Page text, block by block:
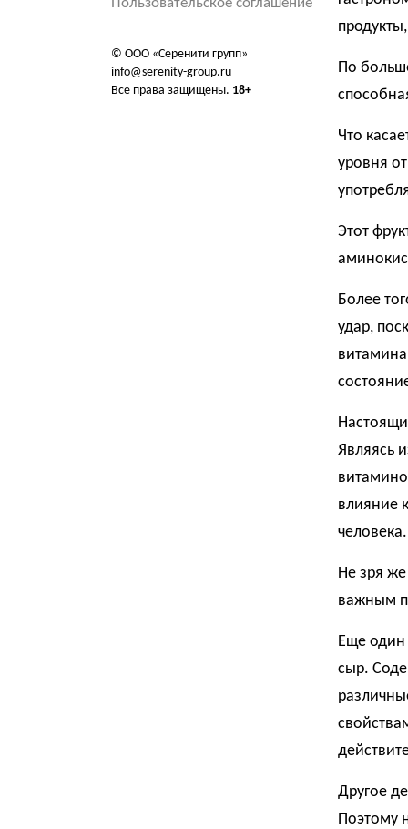
Пользовательское соглашение
© ООО «Серенити групп»
info@serenity-group.ru
Все права защищены. 18+
По
Что
уровня
Этот
Более
удар,
Являясь
влияние
человека.
Не зря
важным
Еще один
сыр.
Другое
Поэтому